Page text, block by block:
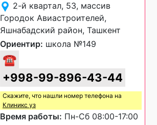
2-й квартал, 53, массив
Городок Авиастроителей,
Яшнабадский район, Ташкент
Ориентир: школа №149
☎
+998-99-896-43-44
Скажите, что нашли номер телефона на
Клиникс уз
Время работы: Пн-Сб 08:00-17:00